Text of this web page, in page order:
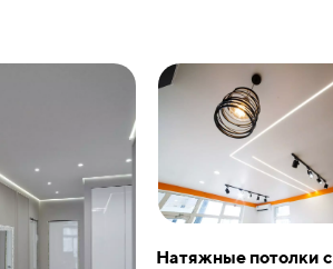
Натяжные потолки с